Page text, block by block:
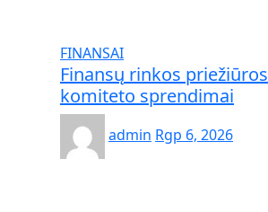
FINANSAI
Finansų rinkos priežiūros
komiteto sprendimai
admin Rgp 6, 2026